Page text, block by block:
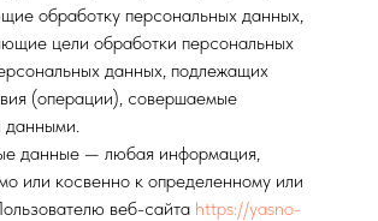
обработку персональных данных,
цели обработки персональных
данных, подлежащих
(операции), совершаемые
данными.
данные — любая информация,
или косвенно к определенному или
веб-сайта https://yasno-